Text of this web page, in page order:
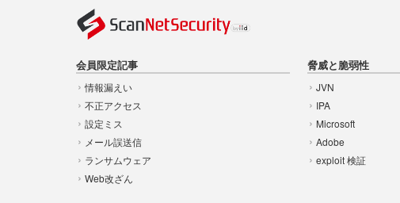
会員限定記事
情報漏えい
不正アクセス
設定ミス
メール誤送信
ランサムウェア
Web改ざん
脅威と脆弱性
JVN
IPA
Microsoft
Adobe
exploit 検証